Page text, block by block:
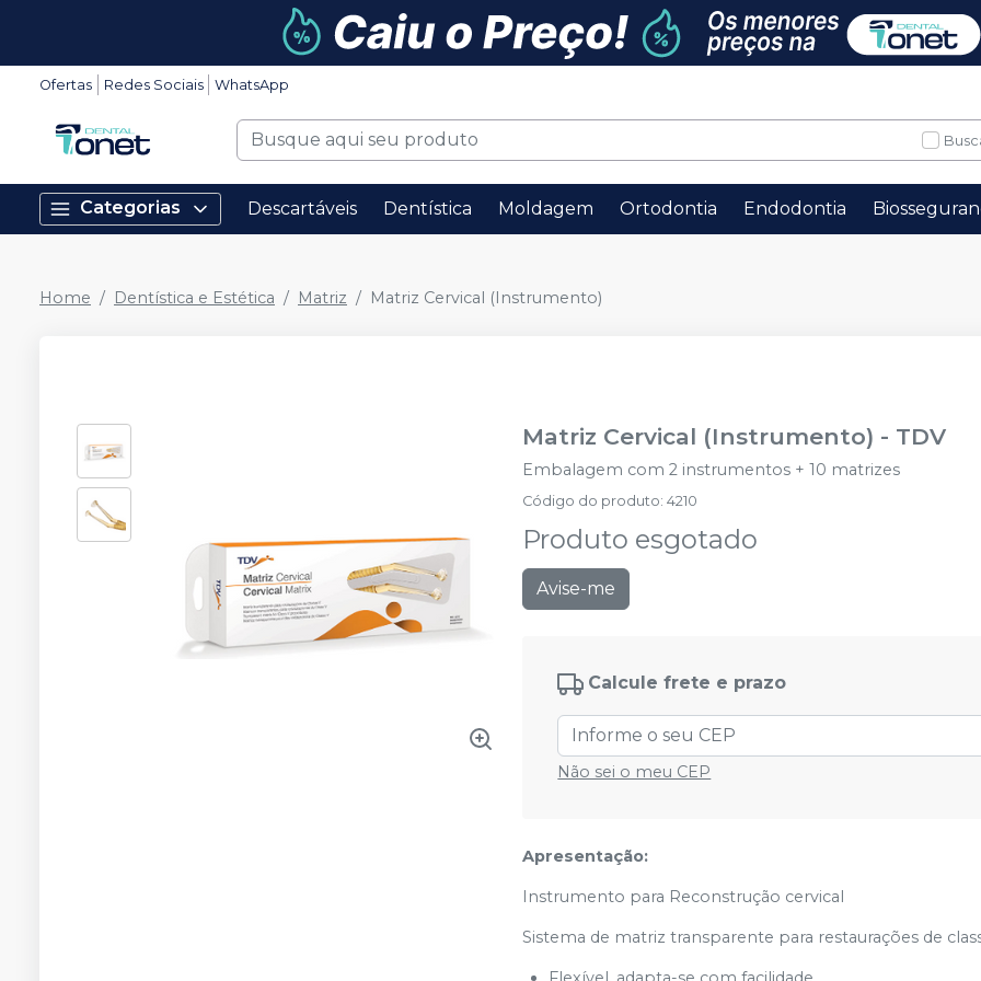
Ofertas Redes Sociais WhatsApp
Categorias Descartáveis Dentística Moldagem Ortodontia Endodontia
Home Dentística e Estética Matriz Matriz Cervical (Instrumento)
Matriz Cervical (Instrumento) - TDV
Embalagem com 2 instrumentos + 10 matrizes
Código do produto:4210
Produto esgotado
Avise-me
Calcule frete e prazo
Não sei o meu CEP
Apresentação:
Instrumento para Reconstrução cervical
Sistema de matriz transparente para restaurações de